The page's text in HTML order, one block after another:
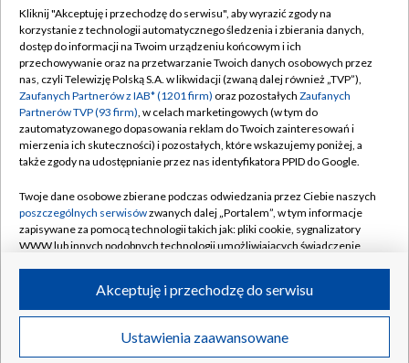
TVP
Abonament TVP
Emisja w TVP
Centrum informacji TVP
Naziemna Telewizja Cyfrowa
Rada Programowa
System NOS
Informacje o nadawcy
Program dla prasy
Ogłoszenie przetargowe
Regulamin TVP
Polityka prywatności
Moje zgody
Pomoc
Kontakt
Kanały
©2026 Telewizja Polska S.A. w likwidacji
Kliknij "Akceptuję i przechodzę do serwisu", aby wyrazić zgody na
korzystanie z technologii automatycznego śledzenia i zbierania danych,
dostęp do informacji na Twoim urządzeniu końcowym i ich
przechowywanie oraz na przetwarzanie Twoich danych osobowych przez
nas, czyli Telewizję Polską S.A. w likwidacji (zwaną dalej również „TVP”),
Zaufanych Partnerów z IAB* (1201 firm) oraz pozostałych Zaufanych
Partnerów TVP (93 firm), w celach marketingowych (w tym do
zautomatyzowanego dopasowania reklam do Twoich zainteresowań i
mierzenia ich skuteczności) i pozostałych, które wskazujemy poniżej, a
także zgody na udostępnianie przez nas identyfikatora PPID do Google.
Twoje dane osobowe zbierane podczas odwiedzania przez Ciebie naszych
poszczególnych serwisówzwanych dalej „Portalem”, w tym informacje
zapisywane za pomocą technologii takich jak: pliki cookie, sygnalizatory
WWW lub innych podobnych technologii umożliwiających świadczenie
ruchu w Internecie.
Twoje dane osobowe zbierane podczas odwiedzania przez Ciebie
poszczególnych serwisówna Portalu, takie jak adresy IP, identyfikatory
Ustawienia zaawansowane
Akceptuję i przechodzę do serwisu